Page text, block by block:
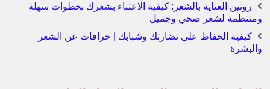
روتين العناية بالشعر: كيفية الاعتناء بشعرك بخطوات سهلة
ومنتظمة لشعر صحي وجميل
كيفية الحفاظ على نضارتك وشبابك | خرافات عن الشعر
والبشرة